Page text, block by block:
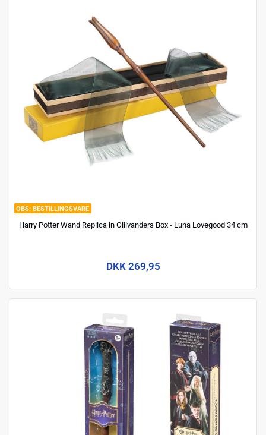
BESTILLINGSVARE
Harry Potter Wand Replica in Ollivanders Box - Luna Lovegood 34 cm
DKK 269,95